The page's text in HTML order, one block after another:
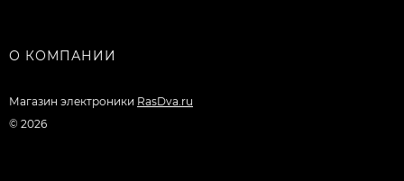
О КОМПАНИИ
Магазин электроники RasDva.ru
© 2026